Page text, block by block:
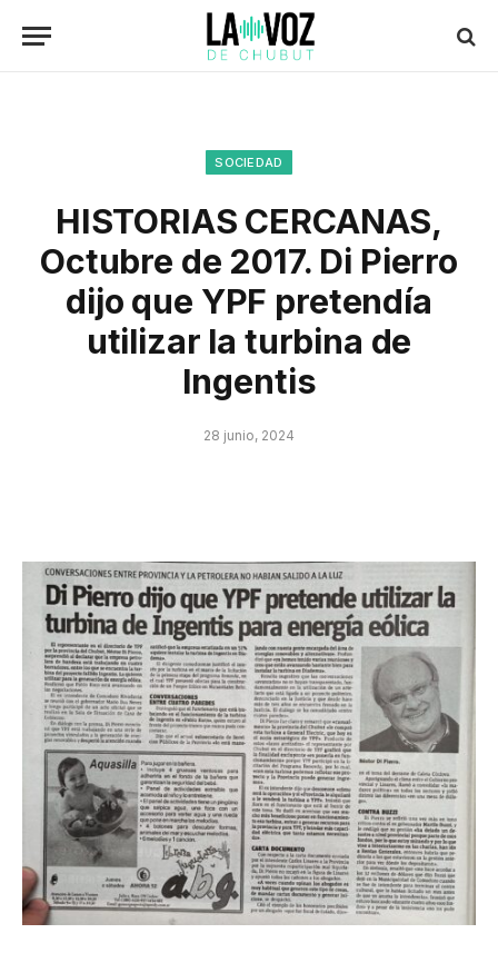
SOCIEDAD
HISTORIAS CERCANAS,
Octubre de 2017. Di Pierro
dijo que YPF pretendía
utilizar la turbina de
Ingentis
28 junio, 2024